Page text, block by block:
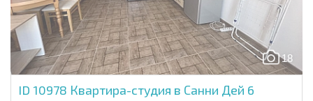
18
ID 10978 Квартира-студия в Санни Дей 6